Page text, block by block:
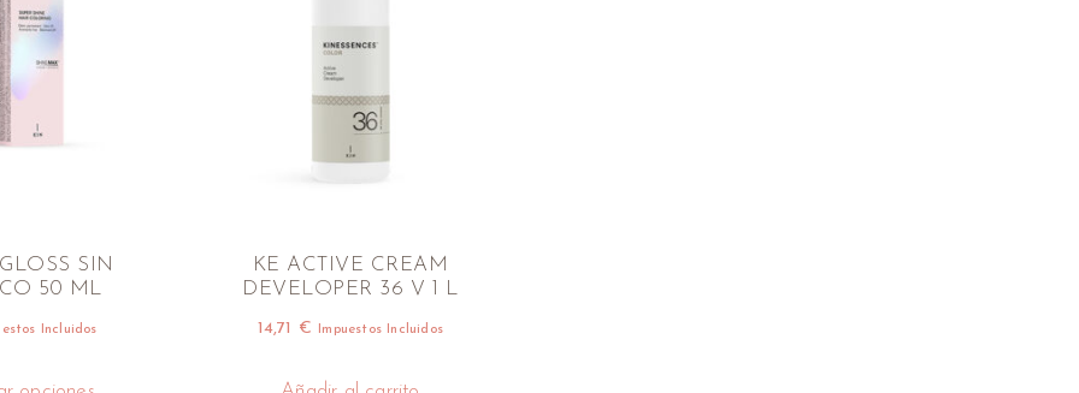
SIN
50 ML
Incluidos
KE ACTIVE CREAM
DEVELOPER 36 V 1 L
14,71 € Impuestos Incluidos